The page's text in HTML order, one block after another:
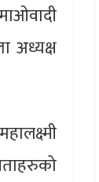
अध्यक्ष